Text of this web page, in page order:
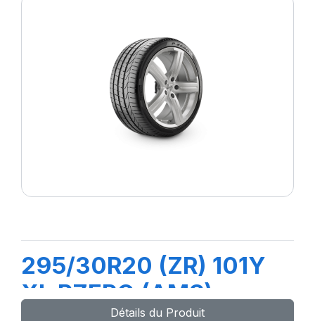
295/30R20 (ZR) 101Y
XL PZERO (AMS)
Détails du Produit